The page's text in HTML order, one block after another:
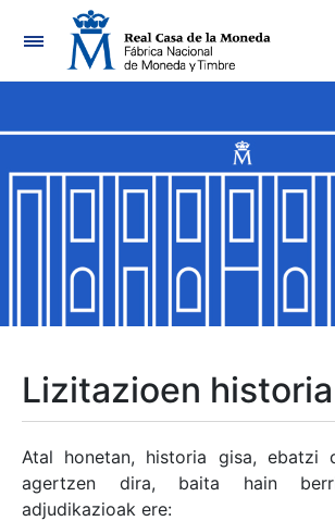
Nabigazioa
Erakutsi/Ezkutatu
Erakutsi/Ezkutatu
Erakutsi/Ezkutatu
Erakutsi/Ezkutatu
Lizitazioen historia
Atal honetan, historia gisa, ebatzi
agertzen dira, baita hain
adjudikazioak ere: